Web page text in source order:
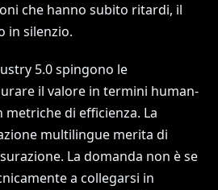
che hanno subito ritardi, il
in silenzio.
5.0 spingono le
il valore in termini human-
di efficienza. La
multilingue merita di
La domanda non è se
a collegarsi in